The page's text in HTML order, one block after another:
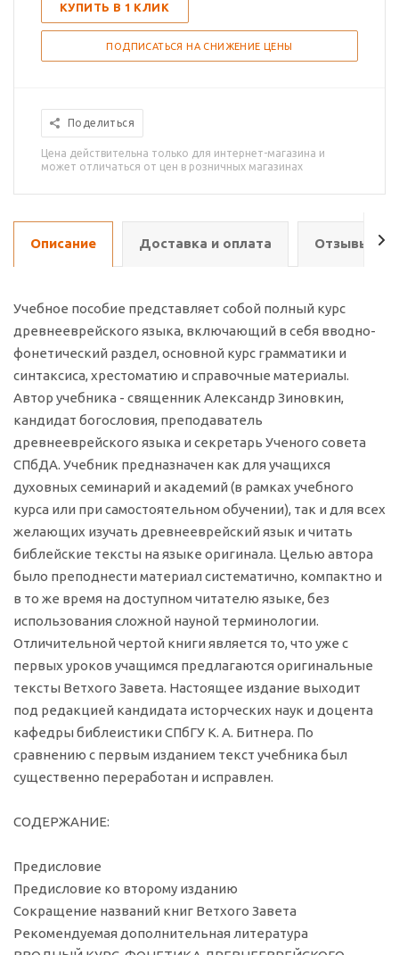
КУПИТЬ В 1 КЛИК
ПОДПИСАТЬСЯ НА СНИЖЕНИЕ ЦЕНЫ
Поделиться
Цена действительна только для интернет-магазина и
может отличаться от цен в розничных магазинах
Описание Доставка и оплата Отзывы о
Учебное пособие представляет собой полный курс
древнееврейского языка, включающий в себя вводно-
фонетический раздел, основной курс грамматики и
синтаксиса, хрестоматию и справочные материалы.
Автор учебника - священник Александр Зиновкин,
кандидат богословия, преподаватель
древнееврейского языка и секретарь Ученого совета
СПбДА. Учебник предназначен как для учащихся
духовных семинарий и академий (в рамках учебного
курса или при самостоятельном обучении), так и для всех
желающих изучать древнееврейский язык и читать
библейские тексты на языке оригинала. Целью автора
было преподнести материал систематично, компактно и
в то же время на доступном читателю языке, без
использования сложной науной терминологии.
Отличительной чертой книги является то, что уже с
первых уроков учащимся предлагаются оригинальные
тексты Ветхого Завета. Настоящее издание выходит
под редакцией кандидата исторческих наук и доцента
кафедры библеистики СПбГУ К. А. Битнера. По
сравнению с первым изданием текст учебника был
существенно переработан и исправлен.
СОДЕРЖАНИЕ:
Предисловие
Предисловие ко второму изданию
Сокращение названий книг Ветхого Завета
Рекомендуемая дополнительная литература